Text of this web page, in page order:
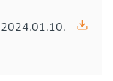
2024.01.10.